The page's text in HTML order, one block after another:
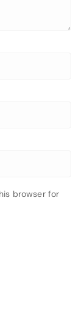
browser for